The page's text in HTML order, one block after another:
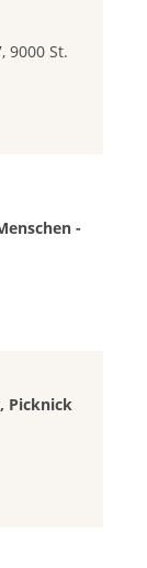
9000 St.
-
Picknick